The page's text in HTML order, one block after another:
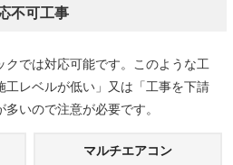
不可工事
では対応可能です。このような工
工レベルが低い」又は「工事を下請
いので注意が必要です。
マルチエアコン